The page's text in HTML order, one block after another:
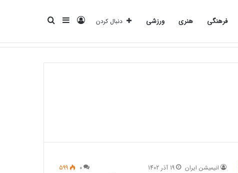
فرهنگی هنری ورزشی
برای
سایدبار ورود
دنبال کردن
انیمیشن ایران 19 آذر 1402 0
599